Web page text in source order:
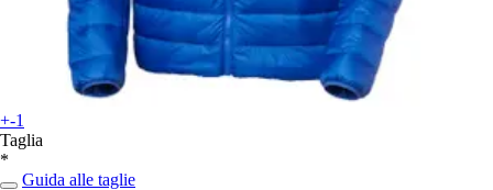
+-1
Taglia
*
Guida alle taglie